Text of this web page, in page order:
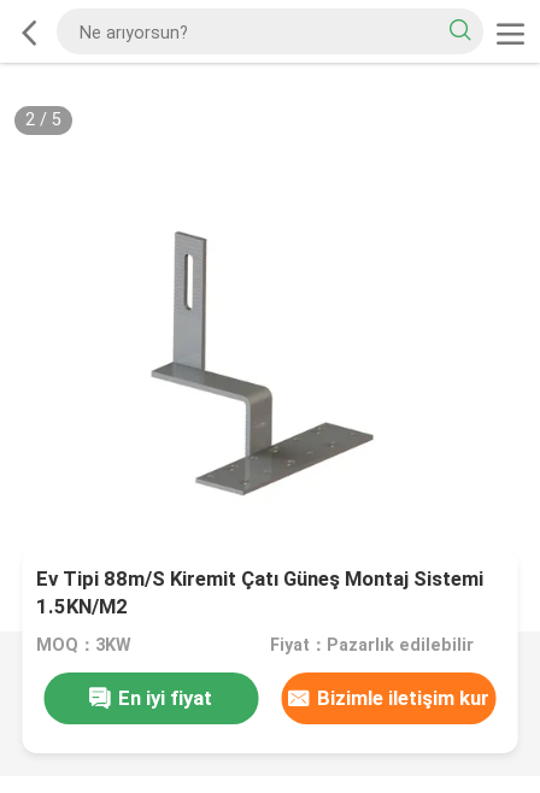
2/ 5
Ev Tipi 88m/S Kiremit Çatı Güneş Montaj Sistemi
1.5KN/M2
MOQ：3KW Fiyat：Pazarlık edilebilir
En iyi fiyat Bizimle iletişim kur